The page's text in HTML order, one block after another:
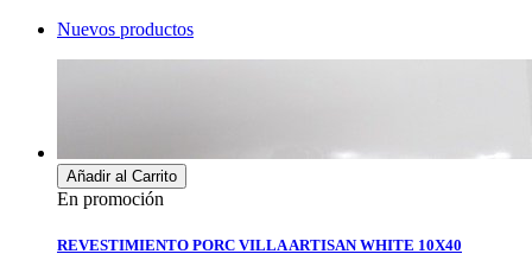
Nuevos productos
Añadir al Carrito
En promoción
REVESTIMIENTO PORC VILLA ARTISAN WHITE 10X40